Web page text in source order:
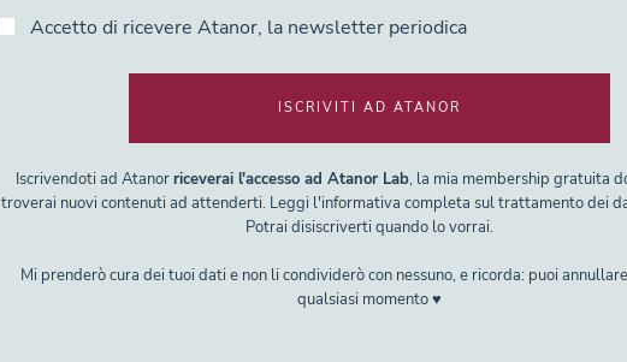
Accetto di ricevere Atanor, la newsletter periodica
ISCRIVITI AD ATANOR
Iscrivendoti ad Atanorriceverai l'accesso ad Atanor Lab, la mia membership gratuita
troverai nuovi contenuti ad attenderti. Leggi l'informativa completa sul trattamento dei
Potrai disiscriverti quando lo vorrai.
Mi prenderò cura dei tuoi dati e non li condividerò con nessuno, e ricorda: puoi
qualsiasi momento ♥